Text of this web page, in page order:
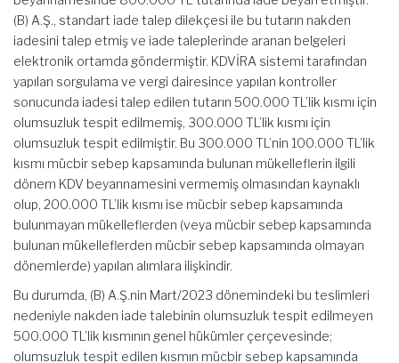
(B) A.Ş., standart iade talep dilekçesi ile bu tutarın nakden
iadesini talep etmiş ve iade taleplerinde aranan belgeleri
elektronik ortamda göndermiştir. KDVİRA sistemi tarafından
yapılan sorgulama ve vergi dairesince yapılan kontroller
sonucunda iadesi talep edilen tutarın 500.000 TL’lik kısmı için
olumsuzluk tespit edilmemiş, 300.000 TL’lik kısmı için
olumsuzluk tespit edilmiştir. Bu 300.000 TL’nin 100.000 TL’lik
kısmı mücbir sebep kapsamında bulunan mükelleflerin ilgili
dönem KDV beyannamesini vermemiş olmasından kaynaklı
olup, 200.000 TL’lik kısmı ise mücbir sebep kapsamında
bulunmayan mükelleflerden (veya mücbir sebep kapsamında
bulunan mükelleflerden mücbir sebep kapsamında olmayan
dönemlerde) yapılan alımlara ilişkindir.
Bu durumda, (B) A.Ş.nin Mart/2023 dönemindeki bu teslimleri
nedeniyle nakden iade talebinin olumsuzluk tespit edilmeyen
500.000 TL’lik kısmının genel hükümler çerçevesinde;
olumsuzluk tespit edilen kısmın mücbir sebep kapsamında